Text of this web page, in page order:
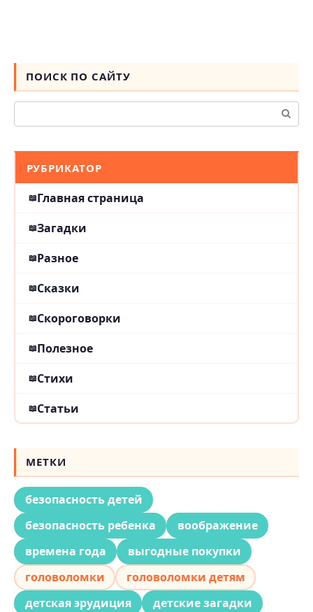
ПОИСК ПО САЙТУ
Поиск:
РУБРИКАТОР
Главная страница
Загадки
Разное
Сказки
Скороговорки
Полезное
Стихи
Статьи
МЕТКИ
безопасность детей
безопасность ребенка
воображение
времена года
выгодные покупки
головоломки
головоломки детям
детская эрудиция
детские загадки